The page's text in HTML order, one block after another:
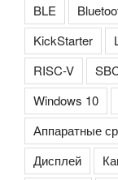
BLE
KickStarter
RISC-V
Windows 10
Аппаратные
Дисплей